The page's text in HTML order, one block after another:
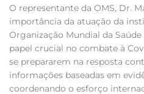
O representante da OMS, Dr.
importância da atuação da
Organização Mundial da
papel crucial no combate à
se prepararem na resposta
informações baseadas em
coordenando o esforço